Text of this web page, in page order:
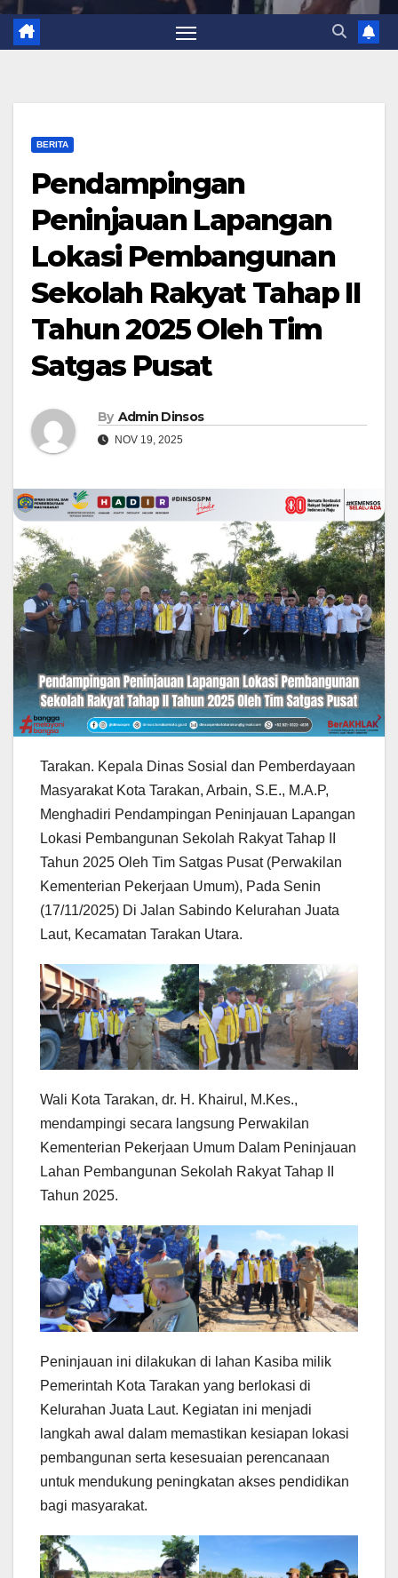
BERITA
Pendampingan
Peninjauan Lapangan
Lokasi Pembangunan
Sekolah Rakyat Tahap II
Tahun 2025 Oleh Tim
Satgas Pusat
By Admin Dinsos
NOV 19, 2025
Tarakan. Kepala Dinas Sosial dan Pemberdayaan
Masyarakat Kota Tarakan, Arbain, S.E., M.A.P,
Menghadiri Pendampingan Peninjauan Lapangan
Lokasi Pembangunan Sekolah Rakyat Tahap II
Tahun 2025 Oleh Tim Satgas Pusat (Perwakilan
Kementerian Pekerjaan Umum), Pada Senin
(17/11/2025) Di Jalan Sabindo Kelurahan Juata
Laut, Kecamatan Tarakan Utara.
Wali Kota Tarakan, dr. H. Khairul, M.Kes.,
mendampingi secara langsung Perwakilan
Kementerian Pekerjaan Umum Dalam Peninjauan
Lahan Pembangunan Sekolah Rakyat Tahap II
Tahun 2025.
Peninjauan ini dilakukan di lahan Kasiba milik
Pemerintah Kota Tarakan yang berlokasi di
Kelurahan Juata Laut. Kegiatan ini menjadi
langkah awal dalam memastikan kesiapan lokasi
pembangunan serta kesesuaian perencanaan
untuk mendukung peningkatan akses pendidikan
bagi masyarakat.